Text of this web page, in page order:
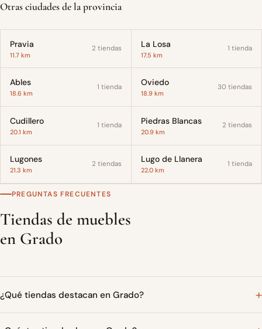
Otras ciudades de la provincia
Pravia
11.7 km
2 tiendas La Losa
17.5 km
1 tienda
Ables
18.6 km
1 tienda Oviedo
18.9 km
30 tiendas
Cudillero
20.1 km
1 tienda Piedras Blancas
20.9 km
2 tiendas
Lugones
21.3 km
2 tiendas Lugo de Llanera
22.0 km
1 tienda
PREGUNTAS FRECUENTES
Tiendas de muebles
en Grado
¿Qué tiendas destacan en Grado?